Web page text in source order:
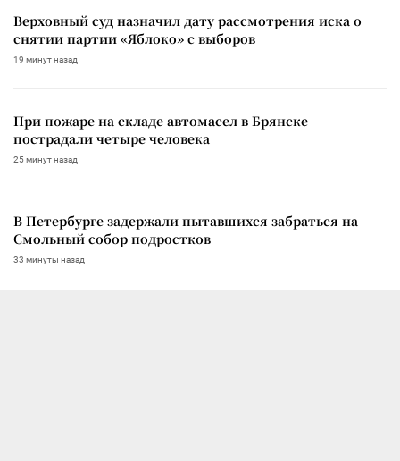
Верховный суд назначил дату рассмотрения иска о
снятии партии «Яблоко» с выборов
19 минут назад
При пожаре на складе автомасел в Брянске
пострадали четыре человека
25 минут назад
В Петербурге задержали пытавшихся забраться на
Смольный собор подростков
33 минуты назад